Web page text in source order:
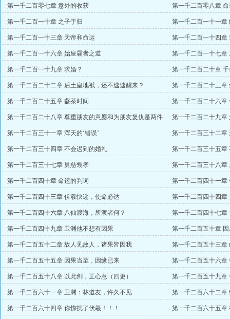
第一千二百零七章 意外的收获 第一千二百零八章
第一千二百一十章 之子于归 第一千二百一十一章
第一千二百一十三章 天帝和命运 第一千二百一十四
第一千二百一十六章 始皇霸者之道 第一千二百一十七章
第一千二百一十九章 求婚？ 第一千二百二十章
第一千二百二十二章 后土皇地祇，还不速速醒来？ 第一千二百二十三章
第一千二百二十五章 盏茶时间 第一千二百二十六章
第一千二百二十八章 尊重朋友的意愿和为朋友复仇是两件
事
第一千二百二十九章
第一千二百三十一章 浑天的‘错误’ 第一千二百三十二章
第一千二百三十四章 不会迟到的婚礼 第一千二百三十五章
第一千二百三十七章 舅慈甥孝 第一千二百三十八章
第一千二百四十章 命运的判词 第一千二百四十一章
第一千二百四十三章 伏羲快递，使命必达 第一千二百四十四章
第一千二百四十六章 八仙渡海，所渡者何？ 第一千二百四十七章
第一千二百四十九章 卫渊他不想有因果 第一千二百五十章
第一千二百五十二章 故人见故人，诸果皆因我 第一千二百五十三章
第一千二百五十五章 因果当至，因缘已来 第一千二百五十六章
第一千二百五十八章 以此剑，正心意（四更） 第一千二百五十九章
第一千二百六十一章 卫渊：林道友，许久不见 第一千二百六十二章
第一千二百六十四章 你惊扰了伏羲！！！ 第一千二百六十五章